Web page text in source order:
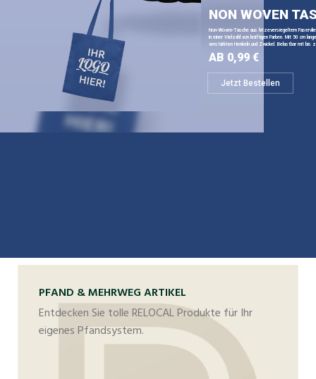
NON WOVEN
Non-Woven-Tasche aus hitzeversiegeltem
in einer Vielzahl von kräftigen Farben. Mit 50 cm
verstärkten Henkeln und Zwickel. Belastbar mit bis
Jetzt Bestellen
AB 0,99 €
PFAND & MEHRWEG ARTIKEL
Entdecken Sie tolle RELOCAL Produkte für Ihr
eigenes Pfandsystem.